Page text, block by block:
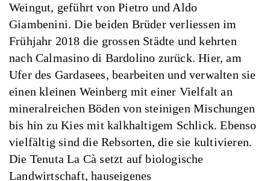
Weingut, geführt von Pietro und Aldo
Giambenini. Die beiden Brüder verliessen im
Frühjahr 2018 die grossen Städte und kehrten
nach Calmasino di Bardolino zurück. Hier, am
Ufer des Gardasees, bearbeiten und verwalten sie
einen kleinen Weinberg mit einer Vielfalt an
mineralreichen Böden von steinigen Mischungen
bis hin zu Kies mit kalkhaltigem Schlick. Ebenso
vielfältig sind die Rebsorten, die sie kultivieren.
Die Tenuta La Cà setzt auf biologische
Landwirtschaft, hauseigenes